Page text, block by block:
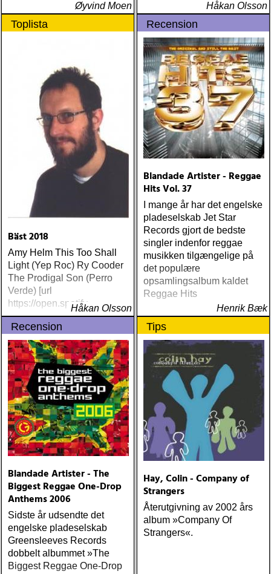
Øyvind Moen
Håkan Olsson
Toplista
Bäst 2018
Amy Helm This Too Shall
Light (Yep Roc) Ry Cooder
The Prodigal Son (Perro
Verde) [url
https://open.spotifyHåkan Olsson
Recension
Blandade Artister - Reggae
Hits Vol. 37
I mange år har det engelske
pladeselskab Jet Star
Records gjort de bedste
singler indenfor reggae
musikken tilgængelige på
det populære
opsamlingsalbum kaldet
Reggae Hits
Henrik Bæk
Recension
Blandade Artister - The
Biggest Reggae One-Drop
Anthems 2006
Sidste år udsendte det
engelske pladeselskab
Greensleeves Records
dobbelt albummet »The
Biggest Reggae One-Drop
Tips
Hay, Colin - Company of
Strangers
Återutgivning av 2002 års
album »Company Of
Strangers«.